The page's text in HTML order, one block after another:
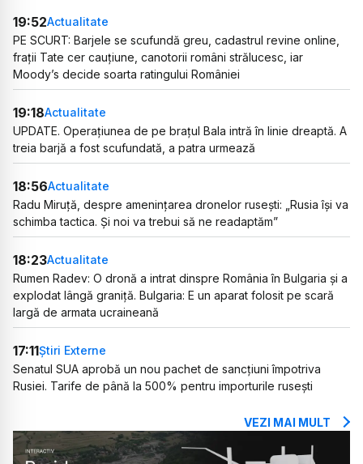
19:52Actualitate
PE SCURT: Barjele se scufundă greu, cadastrul revine online,
frații Tate cer cauțiune, canotorii români strălucesc, iar
Moody’s decide soarta ratingului României
19:18Actualitate
UPDATE. Operațiunea de pe brațul Bala intră în linie dreaptă. A
treia barjă a fost scufundată, a patra urmează
18:56Actualitate
Radu Miruță, despre amenințarea dronelor rusești: „Rusia își va
schimba tactica. Și noi va trebui să ne readaptăm”
18:23Actualitate
Rumen Radev: O dronă a intrat dinspre România în Bulgaria și a
explodat lângă graniță. Bulgaria: E un aparat folosit pe scară
largă de armata ucraineană
17:11Știri Externe
Senatul SUA aprobă un nou pachet de sancțiuni împotriva
Rusiei. Tarife de până la 500% pentru importurile rusești
VEZI MAI MULT